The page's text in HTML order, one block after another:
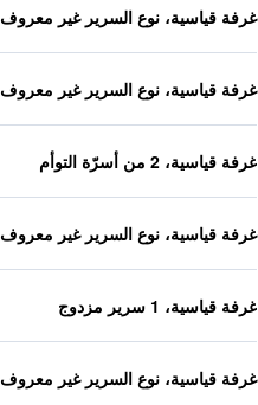
غرفة قياسية، نوع السرير غير معروف
غرفة قياسية، نوع السرير غير معروف
غرفة قياسية، 2 من أسرّة التوأم
غرفة قياسية، نوع السرير غير معروف
غرفة قياسية، 1 سرير مزدوج
غرفة قياسية، نوع السرير غير معروف